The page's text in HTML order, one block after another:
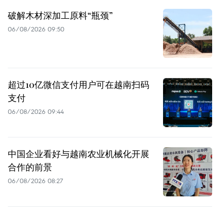
破解木材深加工原料“瓶颈”
06/08/2026 09:50
超过10亿微信支付用户可在越南扫码
支付
06/08/2026 09:44
中国企业看好与越南农业机械化开展
合作的前景
06/08/2026 08:27